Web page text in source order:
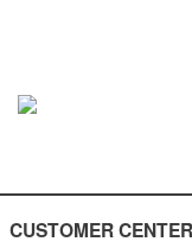
CUSTOMER CENTER